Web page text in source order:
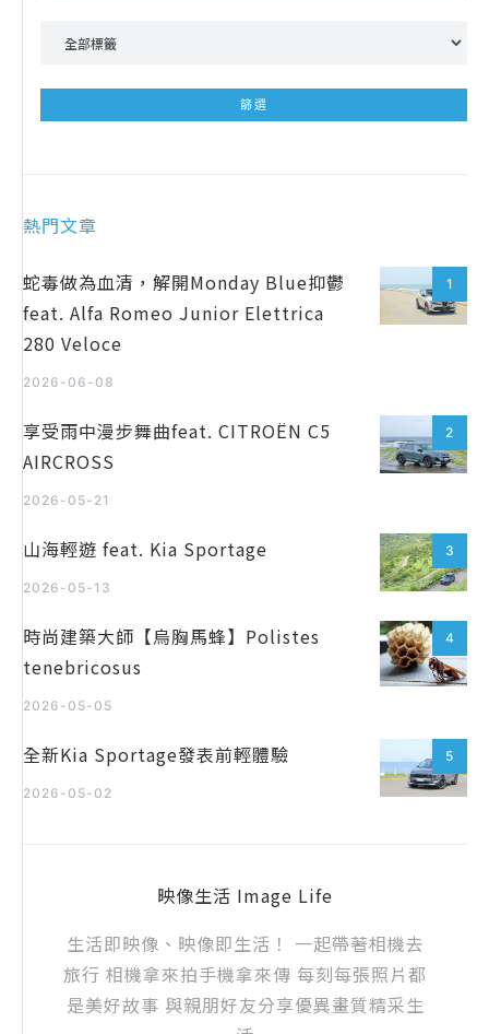
熱門文章
1
蛇毒做為血清，解開Monday Blue抑鬱
feat. Alfa Romeo Junior Elettrica
280 Veloce
2026-06-08
2
享受雨中漫步舞曲feat. CITROËN C5
AIRCROSS
2026-05-21
3
山海輕遊 feat. Kia Sportage
2026-05-13
4
時尚建築大師【烏胸馬蜂】Polistes
tenebricosus
2026-05-05
5
全新Kia Sportage發表前輕體驗
2026-05-02
映像生活 Image Life
生活即映像、映像即生活！ 一起帶著相機去
旅行 相機拿來拍手機拿來傳 每刻每張照片都
是美好故事 與親朋好友分享優異畫質精采生